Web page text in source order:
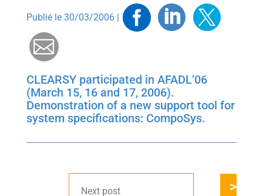
Publié le 30/03/2006 | Facebook
Linkedin
Mail
CLEARSY participated in AFADL’06
(March 15, 16 and 17, 2006).
Demonstration of a new support tool for
system specifications: CompoSys.